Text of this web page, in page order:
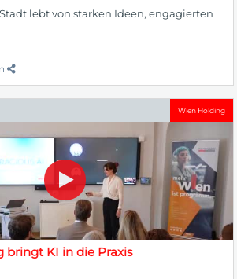
lebt von starken Ideen, engagierten
Wien Holding
bringt KI in die Praxis